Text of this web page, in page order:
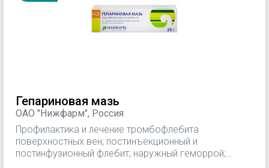
Гепариновая мазь
ОАО "Нижфарм", Россия
Профилактика и лечение тромбофлебита
поверхностных вен; постинъекционный и
постинфузионный флебит; наружный геморрой;